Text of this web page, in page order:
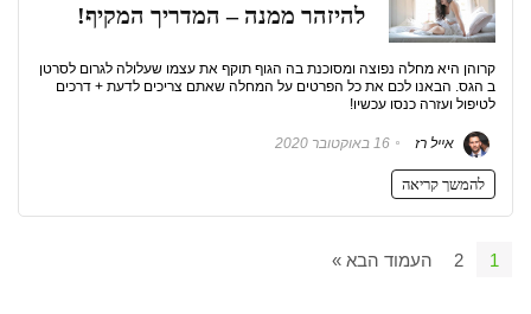
להיזהר ממנה – המדריך המקיף!
קרוהן היא מחלה נפוצה ומסוכנת בה הגוף תוקף את עצמו שעלולה לגרום לסרטן
ב הגס. הבאנו לכם את כל הפרטים על המחלה שאתם צריכים לדעת + דרכים
לטיפול ועזרה כנסו עכשיו!
אייל רז 16 באוקטובר 2020
להמשך קריאה
1
2 העמוד הבא »